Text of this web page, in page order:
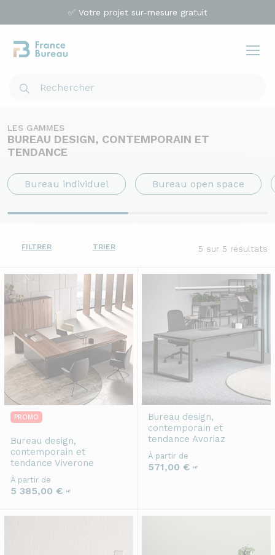
✅ Votre projet sur-mesure gratuit
LES GAMMES
BUREAU DESIGN, CONTEMPORAIN ET
TENDANCE
Bureau individuel Bureau open space
FILTRER TRIER 5 sur 5 résultats
PROMO
Bureau design,
contemporain et
tendance Viverone
À partir de
5 385,00 € HT
Bureau design,
contemporain et
tendance Avoriaz
À partir de
571,00 € HT